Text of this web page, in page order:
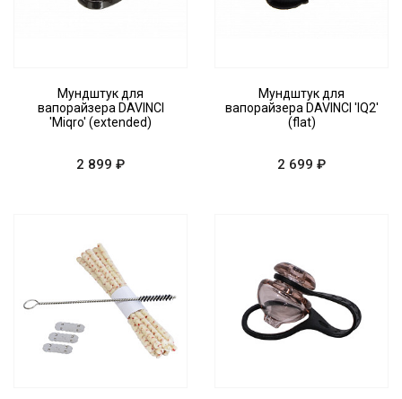
Мундштук для
вапорайзера DAVINCI
'Miqro' (extended)
2 899 ₽
Мундштук для
вапорайзера DAVINCI 'IQ2'
(flat)
2 699 ₽